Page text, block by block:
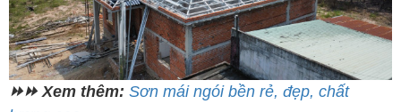
⏩⏩ Xem thêm: Sơn mái ngói bền rẻ, đẹp, chất